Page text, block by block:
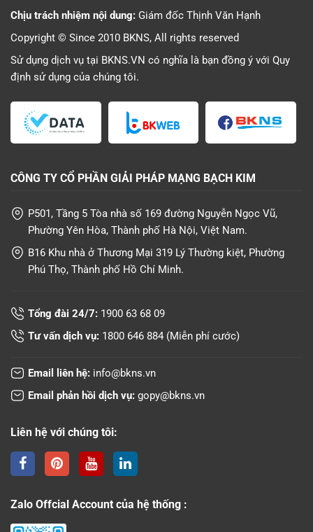
Chịu trách nhiệm nội dung: Giám đốc Thịnh Văn Hạnh
Copyright © Since 2010 BKNS, All rights reserved
Sử dụng dịch vụ tại BKNS.VN có nghĩa là bạn đồng ý với Quy
định sử dụng của chúng tôi.
CÔNG TY CỔ PHẦN GIẢI PHÁP MẠNG BẠCH KIM
P501, Tầng 5 Tòa nhà số 169 đường Nguyễn Ngọc Vũ,
Phường Yên Hòa, Thành phố Hà Nội, Việt Nam.
B16 Khu nhà ở Thương Mại 319 Lý Thường kiệt, Phường
Phú Thọ, Thành phố Hồ Chí Minh.
Tổng đài 24/7: 1900 63 68 09
Tư vấn dịch vụ: 1800 646 884 (Miễn phí cước)
Email liên hệ: info@bkns.vn
Email phản hồi dịch vụ: gopy@bkns.vn
Liên hệ với chúng tôi:
Zalo Offcial Account của hệ thống :